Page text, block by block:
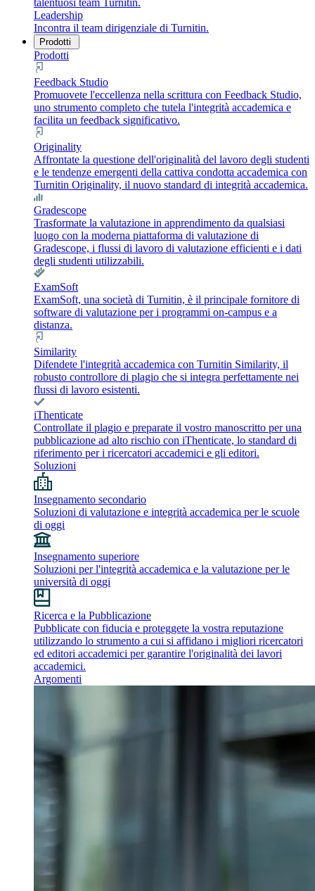
talentuosi team Turnitin.
Leadership
Incontra il team dirigenziale di Turnitin.
Prodotti
Prodotti
Feedback Studio
Promuovete l'eccellenza nella scrittura con Feedback Studio,
uno strumento completo che tutela l'integrità accademica e
facilita un feedback significativo.
Originality
Affrontate la questione dell'originalità del lavoro degli studenti
e le tendenze emergenti della cattiva condotta accademica con
Turnitin Originality, il nuovo standard di integrità accademica.
Gradescope
Trasformate la valutazione in apprendimento da qualsiasi
luogo con la moderna piattaforma di valutazione di
Gradescope, i flussi di lavoro di valutazione efficienti e i dati
degli studenti utilizzabili.
ExamSoft
ExamSoft, una società di Turnitin, è il principale fornitore di
software di valutazione per i programmi on-campus e a
distanza.
Similarity
Difendete l'integrità accademica con Turnitin Similarity, il
robusto controllore di plagio che si integra perfettamente nei
flussi di lavoro esistenti.
iThenticate
Controllate il plagio e preparate il vostro manoscritto per una
pubblicazione ad alto rischio con iThenticate, lo standard di
riferimento per i ricercatori accademici e gli editori.
Soluzioni
Insegnamento secondario
Soluzioni di valutazione e integrità accademica per le scuole
di oggi
Insegnamento superiore
Soluzioni per l'integrità accademica e la valutazione per le
università di oggi
Ricerca e la Pubblicazione
Pubblicate con fiducia e proteggete la vostra reputazione
utilizzando lo strumento a cui si affidano i migliori ricercatori
ed editori accademici per garantire l'originalità dei lavori
accademici.
Argomenti